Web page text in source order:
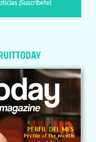
¡Suscríbete!